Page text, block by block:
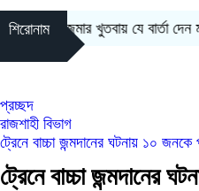
শিরোনাম
প্রথম জুমার খুতবায় যে বার্তা দেন
প্রচ্ছদ
রাজশাহী বিভাগ
ট্রেনে বাচ্চা জন্মদানের ঘটনায় ১০ জনকে
ট্রেনে বাচ্চা জন্মদানের